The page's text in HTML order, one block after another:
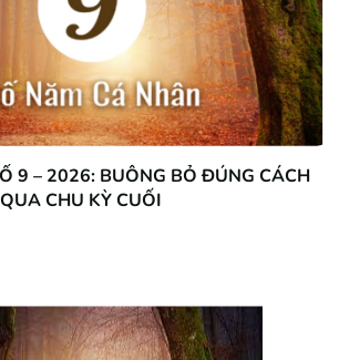
9 – 2026: BUÔNG BỎ ĐÚNG CÁCH
CHU KỲ CUỐI